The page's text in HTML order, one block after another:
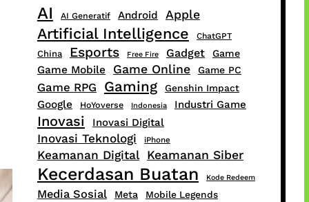
AI AI Generatif Android Apple
Artificial Intelligence ChatGPT
China Esports Free Fire Gadget Game
Game Mobile Game Online Game PC
Game RPG Gaming Genshin Impact
Google HoYoverse Indonesia Industri Game
Inovasi Inovasi Digital
Inovasi Teknologi iPhone
Keamanan Digital Keamanan Siber
Kecerdasan Buatan Kode Redeem
Media Sosial Meta Mobile Legends